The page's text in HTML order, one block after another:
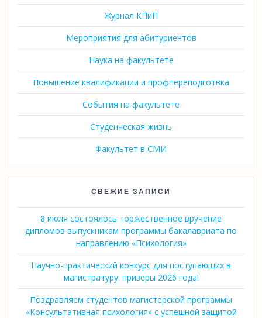
Журнал КПиП
Мероприятия для абитуриентов
Наука на факультете
Повышение квалификации и профпереподготвка
События на факультете
Студенческая жизнь
Факультет в СМИ
СВЕЖИЕ ЗАПИСИ
8 июля состоялось торжественное вручение
дипломов выпускникам программы бакалавриата по
направлению «Психология»
Научно-практический конкурс для поступающих в
магистратуру: призеры 2026 года!
Поздравляем студентов магистерской программы
«Консультативная психология» с успешной защитой